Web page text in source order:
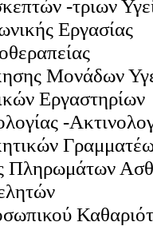
-τριων
Εργασίας
Μονάδων
Εργαστηρίων
-
Πληρωμάτων